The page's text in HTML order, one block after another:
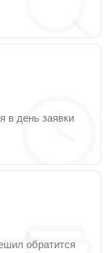
в день заявки
обратится